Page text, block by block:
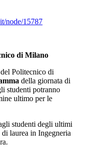
node/15787
di Milano
Politecnico di
della giornata di
studenti potranno
ultimo per le
studenti degli ultimi
laurea in Ingegneria